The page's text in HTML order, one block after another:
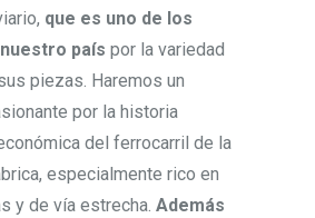
que es uno de los
país por la variedad
piezas. Haremos un
por la historia
del ferrocarril de la
especialmente rico en
y de vía estrecha. Además